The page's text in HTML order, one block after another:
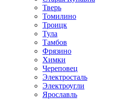
Тверь
Томилино
Троицк
Тула
Тамбов
Фрязино
Химки
Череповец
Электросталь
Электроугли
Ярославль